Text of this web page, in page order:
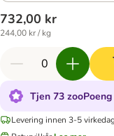
732,00 kr
244,00 kr / kg
Tjen 73
Levering innen 3-5